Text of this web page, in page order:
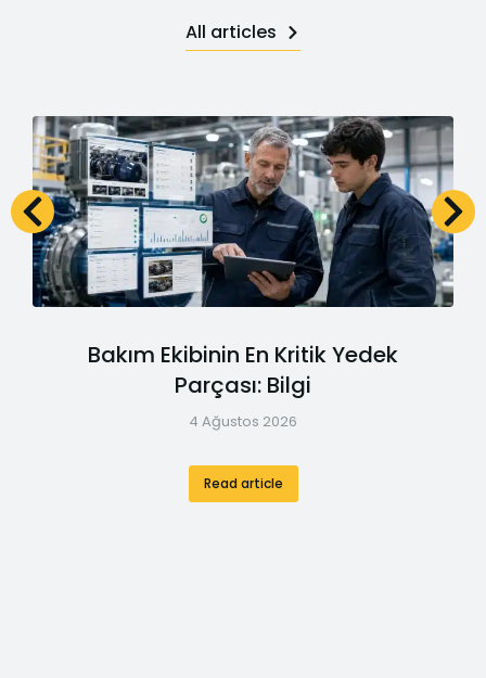
All articles
Bakım Ekibinin En Kritik Yedek
Parçası: Bilgi
4 Ağustos 2026
Read article